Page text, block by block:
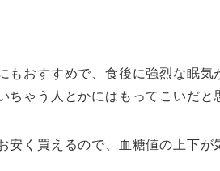
もおすすめで、食後に強烈な眠気
ちゃう人とかにはもってこいだと
安く買えるので、血糖値の上下が